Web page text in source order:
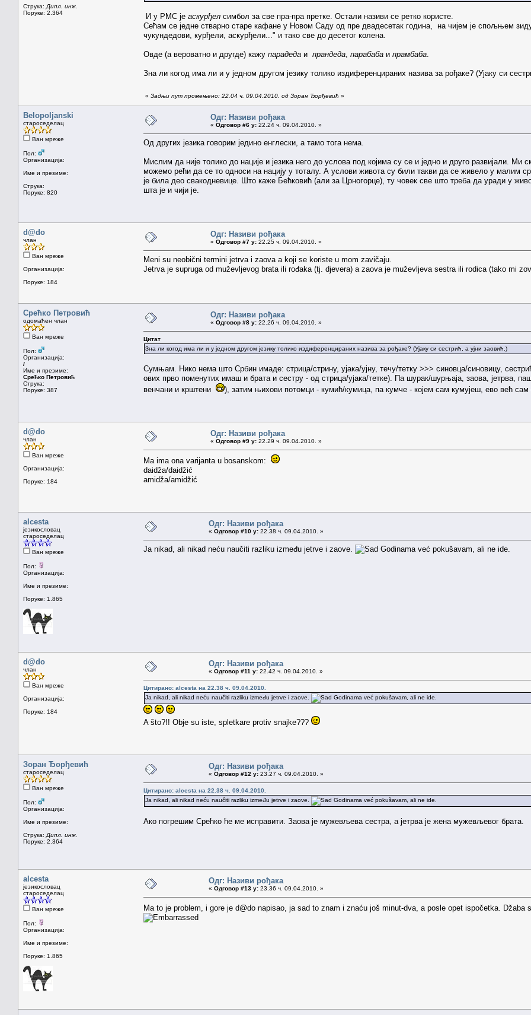
Струка: Дипл. инж.
Поруке: 2.364
И у РМС је аскурђел симбол за све пра-пра претке. Остали називи се ретко користе.
Сећам се једне стварно старе кафане у Новом Саду од пре двадесетак година, на чијем је спољњем
чукундедови, курђели, аскурђели..." и тако све до десетог колена.
Овде (а вероватно и другде) кажу парадеда и прандеда парабаба и прамбаба
Зна ли когод има ли и у једном другом језику толико издиференцираних назива за рођаке? (Ујаку си
« Задњи пут промењено: 22.04 ч. 09.04.2010. од Зоран Ђорђевић »
Belopoljanski
староседелац
Ван мреже
Пол:
Организација:
Име и презиме:
Струка:
Поруке: 820
Одг: Називи рођака
« Одговор #6 у: 22.24 ч. 09.04.2010. »
Од других језика говорим једино енглески, а тамо тога нема.
Мислим да није толико до нације и језика него до услова под којима су се и једно и друго развијали.
можемо рећи да се то односи на нацију у тоталу. А услови живота су били такви да се живело у малим
је била део свакодневице. Што каже Бећковић (али за Црногорце), ту човек све што треба да уради у
шта је и чији је.
d@do
члан
Ван мреже
Организација:
Поруке: 184
Одг: Називи рођака
« Одговор #7 у: 22.25 ч. 09.04.2010. »
Meni su neobični termini jetrva i zaova a koji se koriste u mom zavičaju.
Jetrva je supruga od muževljevog brata ili rođaka (tj. djevera) a zaova je muževljeva sestra ili rodica (tako mi
Срећко Петровић
одомаћен члан
Ван мреже
Пол:
Организација:
/
Име и презиме:
Срећко Петровић
Струка:
Поруке: 387
Одг: Називи рођака
« Одговор #8 у: 22.26 ч. 09.04.2010. »
Цитат
Зна ли когод има ли и у једном другом језику толико издиференцираних назива за рођаке? (Ујаку си сестрић, а ујни заовић.)
Сумњам. Нико нема што Србин имаде: стрица/стрину, ујака/ујну, течу/тетку >>> синовца/синовицу,
ових прво поменутих имаш и брата и сестру - од стрица/ујака/тетке). Па шурак/шурњаја, заова, јетрва,
венчани и крштени
), затим њихови потомци - кумић/кумица, па кумче - којем сам кумујеш, ево већ сам
d@do
члан
Ван мреже
Организација:
Поруке: 184
Одг: Називи рођака
« Одговор #9 у: 22.29 ч. 09.04.2010. »
Ma ima ona varijanta u bosanskom:
daidža/daidžić
amidža/amidžić
alcesta
језикословац
староседелац
Ван мреже
Пол:
Организација:
Име и презиме:
Поруке: 1.865
Одг: Називи рођака
« Одговор #10 у: 22.38 ч. 09.04.2010. »
Ja nikad, ali nikad neću naučiti razliku između jetrve i zaove. Godinama već pokušavam, ali ne ide.
d@do
члан
Ван мреже
Организација:
Поруке: 184
Одг: Називи рођака
« Одговор #11 у: 22.42 ч. 09.04.2010. »
Цитирано: alcesta на 22.38 ч. 09.04.2010.
Ja nikad, ali nikad neću naučiti razliku između jetrve i zaove.
Godinama već pokušavam, ali ne ide.
A što?!! Obje su iste, spletkare protiv snajke???
Зоран Ђорђевић
староседелац
Ван мреже
Пол:
Организација:
Име и презиме:
Струка: Дипл. инж.
Поруке: 2.364
Одг: Називи рођака
« Одговор #12 у: 23.27 ч. 09.04.2010. »
Цитирано: alcesta на 22.38 ч. 09.04.2010.
Ja nikad, ali nikad neću naučiti razliku između jetrve i zaove.
Godinama već pokušavam, ali ne ide.
Ако погрешим Срећко ће ме исправити. Заова је мужевљева сестра, а јетрва је жена мужевљевог брата.
alcesta
језикословац
староседелац
Ван мреже
Пол:
Организација:
Име и презиме:
Поруке: 1.865
Одг: Називи рођака
« Одговор #13 у: 23.36 ч. 09.04.2010. »
Ma to je problem, i gore je d@do napisao, ja sad to znam i znaću još minut-dva, a posle opet ispočetka. Džaba